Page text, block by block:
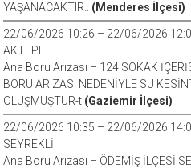
YAŞANACAKTIR.. (Menderes İlçesi)
22/06/2026 10:26 – 22/06/2026
AKTEPE
Ana Boru Arızası – 124 SOKAK
BORU ARIZASI NEDENİYLE SU
OLUŞMUŞTUR-t (Gaziemir İlçesi)
22/06/2026 10:35 – 22/06/2026
SEYREKLİ
Ana Boru Arızası – ÖDEMİŞ İLÇESİ